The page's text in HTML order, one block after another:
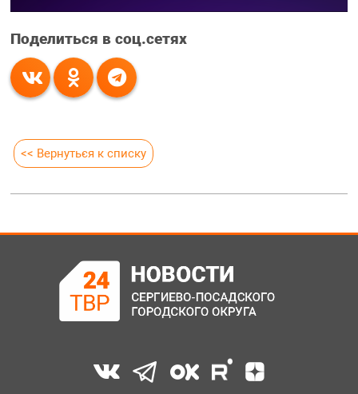
Поделиться в соц.сетях
<< Вернуться к списку